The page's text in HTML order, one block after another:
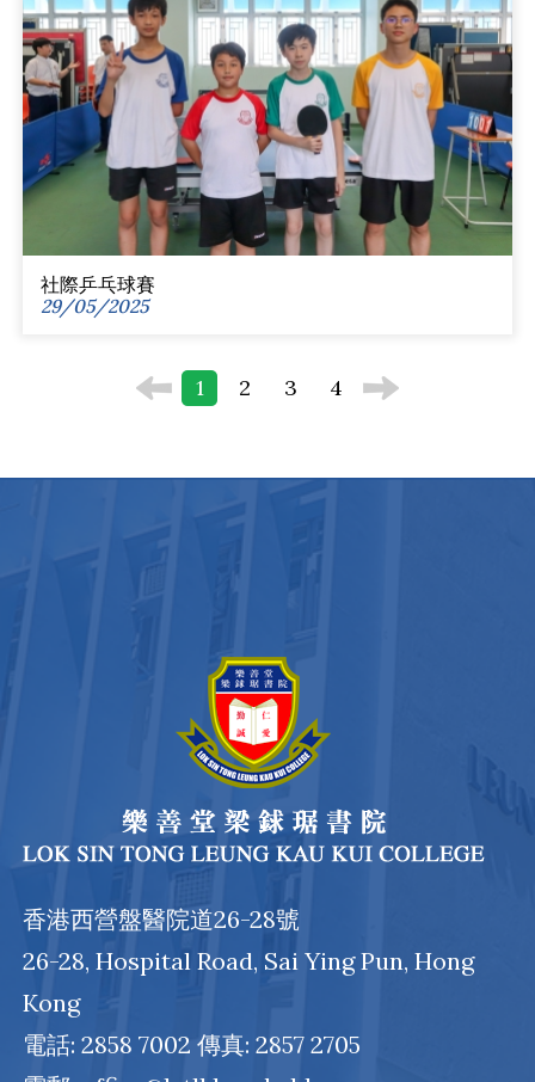
社際乒乓球賽
29/05/2025
1 2 3 4
香港西營盤醫院道26-28號
26-28, Hospital Road, Sai Ying Pun, Hong
Kong
電話: 2858 7002 傳真: 2857 2705